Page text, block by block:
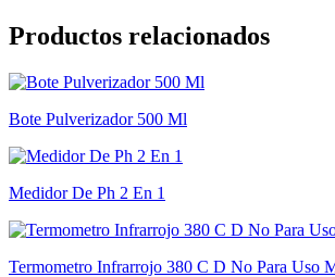
Productos relacionados
Bote Pulverizador 500 Ml
Medidor De Ph 2 En 1
Termometro Infrarrojo 380 C D No Para Uso